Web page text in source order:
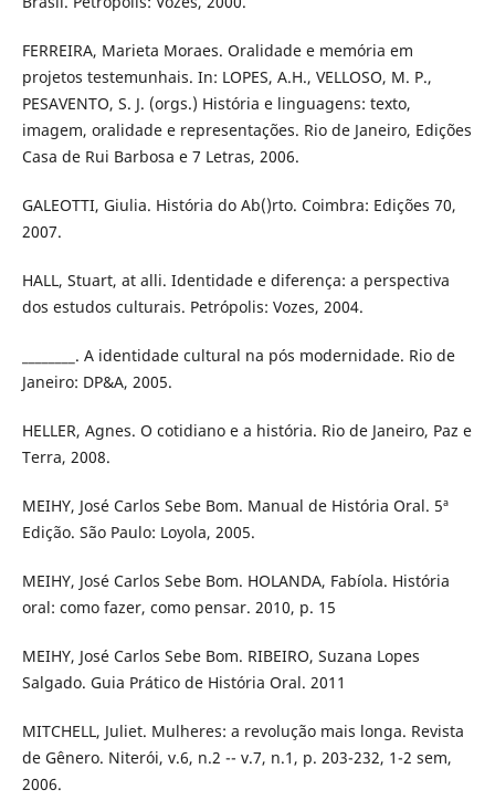
FERREIRA, Marieta Moraes. Oralidade e memória em
projetos testemunhais. In: LOPES, A.H., VELLOSO, M. P.,
PESAVENTO, S. J. (orgs.) História e linguagens: texto,
imagem, oralidade e representações. Rio de Janeiro, Edições
Casa de Rui Barbosa e 7 Letras, 2006.
GALEOTTI, Giulia. História do Ab()rto. Coimbra: Edições 70,
2007.
HALL, Stuart, at alli. Identidade e diferença: a perspectiva
dos estudos culturais. Petrópolis: Vozes, 2004.
________. A identidade cultural na pós modernidade. Rio de
Janeiro: DP&A, 2005.
HELLER, Agnes. O cotidiano e a história. Rio de Janeiro, Paz e
Terra, 2008.
MEIHY, José Carlos Sebe Bom. Manual de História Oral. 5ª
Edição. São Paulo: Loyola, 2005.
MEIHY, José Carlos Sebe Bom. HOLANDA, Fabíola. História
oral: como fazer, como pensar. 2010, p. 15
MEIHY, José Carlos Sebe Bom. RIBEIRO, Suzana Lopes
Salgado. Guia Prático de História Oral. 2011
MITCHELL, Juliet. Mulheres: a revolução mais longa. Revista
de Gênero. Niterói, v.6, n.2 -- v.7, n.1, p. 203-232, 1-2 sem,
2006.